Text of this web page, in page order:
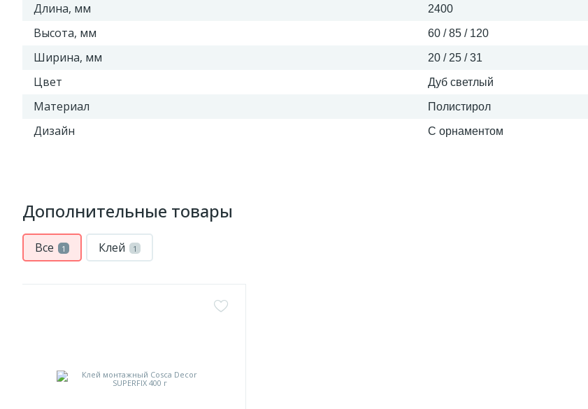
Длина, мм 2400
Высота, мм 60 / 85 / 120
Ширина, мм 20 / 25 / 31
Цвет Дуб светлый
Материал Полистирол
Дизайн С орнаментом
Дополнительные товары
Все 1 Клей 1